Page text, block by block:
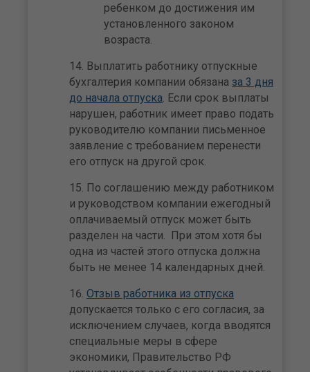
ребенком до достижения им
установленного законом
возраста.
Выплатить работнику отпускные
бухгалтерия компании обязана за 3 дня
до начала отпуска . Если срок выплаты
нарушен, работник имеет право подать
руководителю компании письменное
заявление с требованием перенести
его отпуск на другой срок.
По соглашению между работником
и руководством компании ежегодный
оплачиваемый отпуск может быть
разделен на части. При этом хотя бы
одна из частей этого отпуска должна
быть не менее 14 календарных дней.
Отзыв работника из отпуска
допускается только с его согласия, за
исключением случаев, когда вводятся
специальные меры в сфере
экономики, Правительство РФ